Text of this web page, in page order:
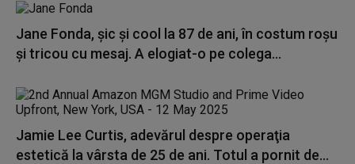
Jane Fonda, șic și cool la 87 de ani, în costum roșu
și tricou cu mesaj. A elogiat-o pe colega...
Jamie Lee Curtis, adevărul despre operaţia
estetică la vârsta de 25 de ani. Totul a pornit de...